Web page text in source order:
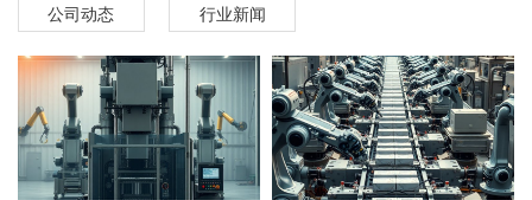
公司动态 行业新闻